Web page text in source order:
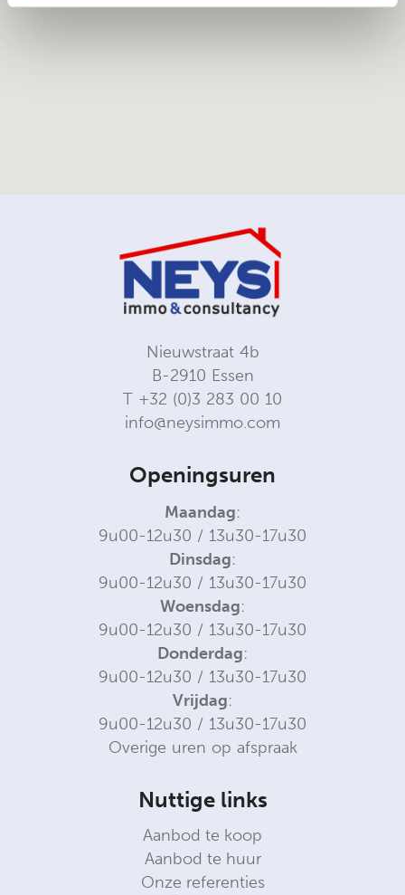
Nieuwstraat 4b
B-2910 Essen
T +32 (0)3 283 00 10
info@neysimmo.com
Openingsuren
Maandag:
9u00-12u30 / 13u30-17u30
Dinsdag:
9u00-12u30 / 13u30-17u30
Woensdag:
9u00-12u30 / 13u30-17u30
Donderdag:
9u00-12u30 / 13u30-17u30
Vrijdag:
9u00-12u30 / 13u30-17u30
Overige uren op afspraak
Nuttige links
Aanbod te koop
Aanbod te huur
Onze referenties